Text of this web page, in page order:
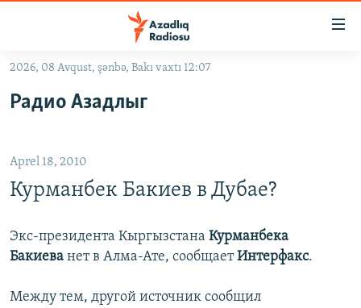
Əsas
qayıt
qayıt
Axtarışa
#İZAHLA
#ƏSLINDƏ
FƏRQƏ BAX
QANUNI DOĞRU
ARAŞDIRMA
MULTIMEDIA
2026, 08 Avqust, şənbə, Bakı vaxtı 12:07
Радио Азадлыг
Aprel 18, 2010
Курманбек Бакиев в Дубае?
Экс-президента Кыргызстана Курманбека
Бакиева нет в Алма-Ате, сообщаетИнтерфакс.
Между тем, другой источник сообщил